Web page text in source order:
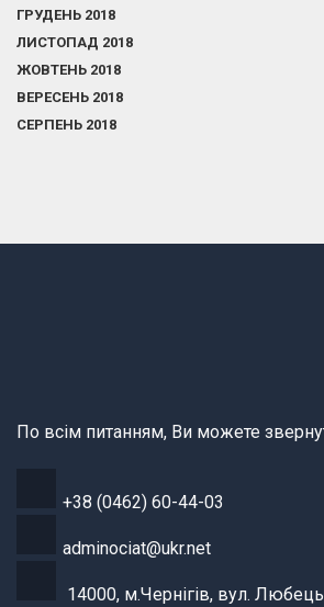
ГРУДЕНЬ 2018
ЛИСТОПАД 2018
ЖОВТЕНЬ 2018
ВЕРЕСЕНЬ 2018
СЕРПЕНЬ 2018
По всім питанням, Ви можете
+38 (0462) 60-44-03
adminociat@ukr.net
14000, м.Чернігів, вул.